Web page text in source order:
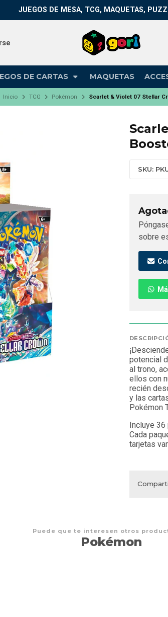
DE CARTAS MAQUETAS
JUEGOS DE MESA, TCG, MAQUETAS,
Inicio TCG Pokémon Scarlet & Violet 07 Stellar
SKU:
sobre
potencial
al trono,
ellos con
recién
y las
Pokémon
Incluye 36
Cada
tarjetas
Puede que te interesen otros
Pokémon